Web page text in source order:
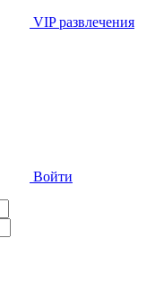
VIP развлечения
Войти